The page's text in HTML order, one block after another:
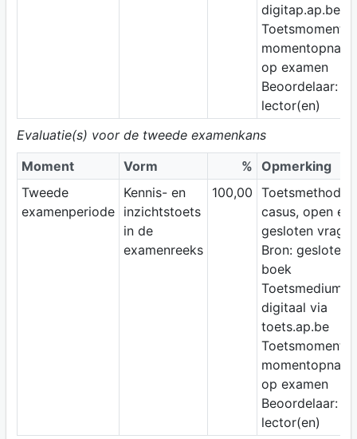
digitap.ap.be
Toetsmoment:
op examen
Beoordelaar:
lector(en)
Evaluatie(s) voor de tweede examenkans
Moment
Vorm % Opmerking
Tweede
examenperiode
Kennis- en
inzichtstoets
in de
examenreeks
100,00 Toetsmethode:
casus, open en
gesloten
Bron: gesloten
boek
Toetsmedium:
digitaal via
toets.ap.be
Toetsmoment:
op examen
Beoordelaar:
lector(en)